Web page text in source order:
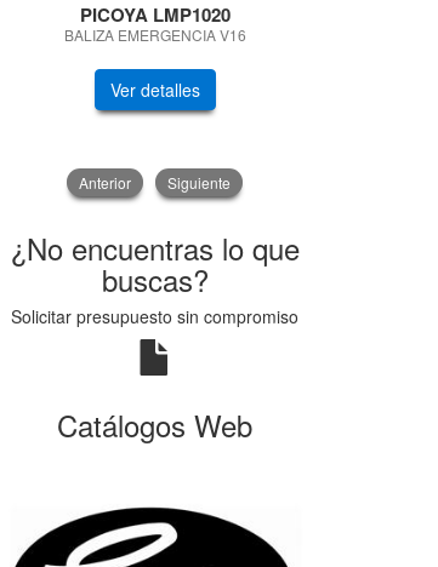
PICOYA LMP1020
BALIZA EMERGENCIA V16
Ver detalles
Anterior Siguiente
¿No encuentras lo que
buscas?
Solicitar presupuesto sin compromiso
Catálogos Web